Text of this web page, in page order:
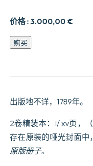
价格 :3.000,00 €
Histoire
secrète
ou
D’Un
Voyageur
François,
depuis
le
购买
出版地不详，1789年。
2卷精装本：I/ xv页，
存在原装的哑光封面中
原版册子。